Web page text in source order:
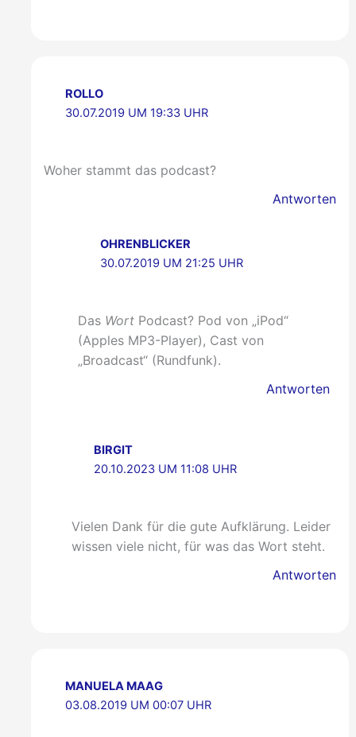
ROLLO
30.07.2019 UM 19:33 UHR
Woher stammt das podcast?
Antworten
OHRENBLICKER
30.07.2019 UM 21:25 UHR
Das Wort Podcast? Pod von „iPod“
(Apples MP3-Player), Cast von
„Broadcast“ (Rundfunk).
Antworten
BIRGIT
20.10.2023 UM 11:08 UHR
Vielen Dank für die gute Aufklärung. Leider
wissen viele nicht, für was das Wort steht.
Antworten
MANUELA MAAG
03.08.2019 UM 00:07 UHR